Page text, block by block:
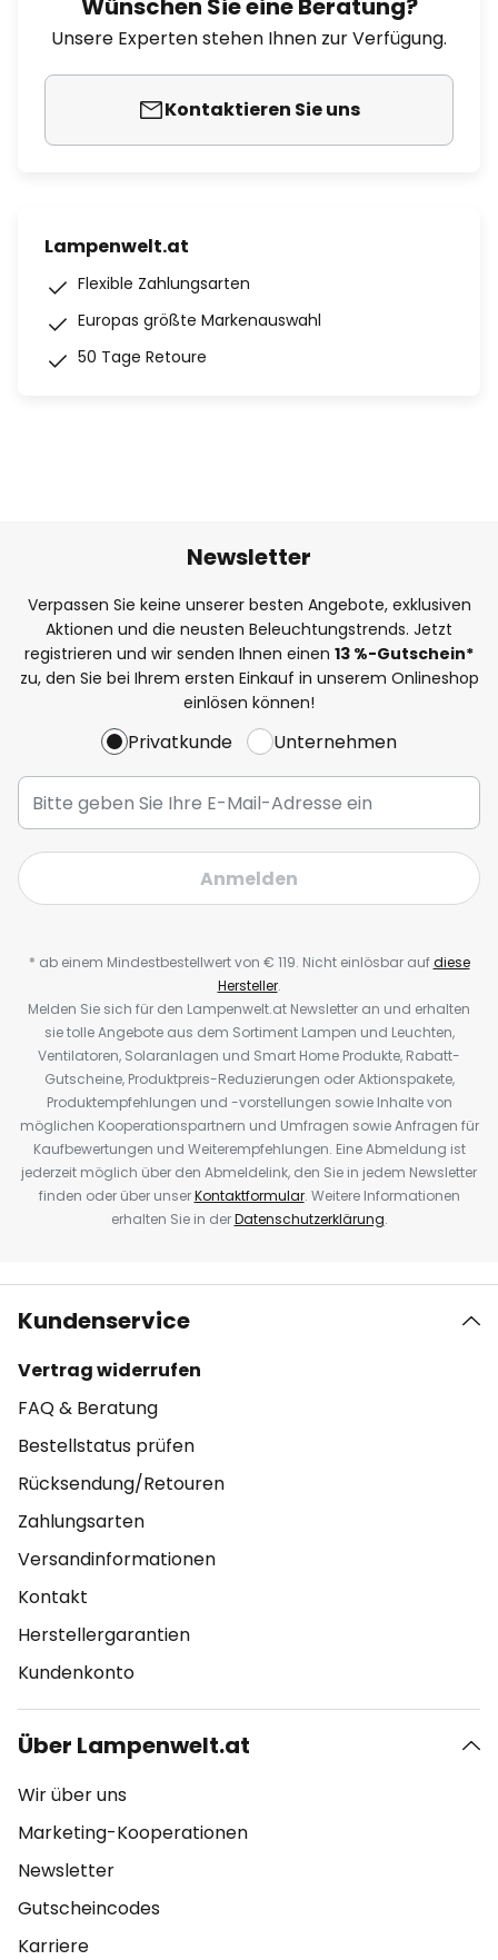
Wünschen Sie eine Beratung?
Unsere Experten stehen Ihnen zur Verfügung.
Kontaktieren Sie uns
Lampenwelt.at
Flexible Zahlungsarten
Europas größte Markenauswahl
50 Tage Retoure
Newsletter
Verpassen Sie keine unserer besten Angebote, exklusiven
Aktionen und die neusten Beleuchtungstrends. Jetzt
registrieren und wir senden Ihnen einen 13 %-Gutschein*
zu, den Sie bei Ihrem ersten Einkauf in unserem Onlineshop
einlösen können!
Privatkunde Unternehmen
Anmelden
* ab einem Mindestbestellwert von € 119. Nicht einlösbar aufdiese
Hersteller.
Melden Sie sich für den Lampenwelt.at Newsletter an und erhalten
sie tolle Angebote aus dem Sortiment Lampen und Leuchten,
Ventilatoren, Solaranlagen und Smart Home Produkte, Rabatt-
Gutscheine, Produktpreis-Reduzierungen oder Aktionspakete,
Produktempfehlungen und -vorstellungen sowie Inhalte von
möglichen Kooperationspartnern und Umfragen sowie Anfragen für
Kaufbewertungen und Weiterempfehlungen. Eine Abmeldung ist
jederzeit möglich über den Abmeldelink, den Sie in jedem Newsletter
finden oder über unserKontaktformular. Weitere Informationen
erhalten Sie in derDatenschutzerklärung.
Kundenservice
Vertrag widerrufen
FAQ & Beratung
Bestellstatus prüfen
Rücksendung/Retouren
Zahlungsarten
Versandinformationen
Kontakt
Herstellergarantien
Kundenkonto
Über Lampenwelt.at
Wir über uns
Marketing-Kooperationen
Newsletter
Gutscheincodes
Karriere